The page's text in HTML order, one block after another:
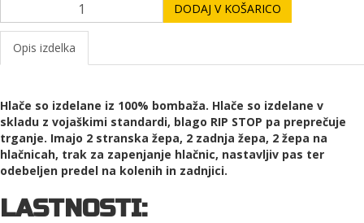
DODAJ V KOŠARICO
Opis izdelka
Hlače so izdelane iz 100% bombaža. Hlače so izdelane v
skladu z vojaškimi standardi, blago RIP STOP pa preprečuje
trganje. Imajo 2 stranska žepa, 2 zadnja žepa, 2 žepa na
hlačnicah, trak za zapenjanje hlačnic, nastavljiv pas ter
odebeljen predel na kolenih in zadnjici.
LASTNOSTI: